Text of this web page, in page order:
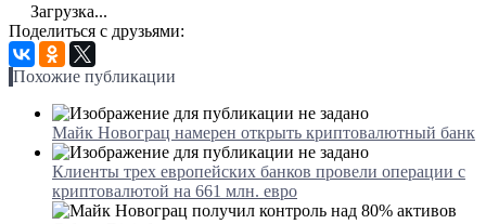
Загрузка...
Поделиться с друзьями:
Похожие публикации
Майк Новограц намерен открыть криптовалютный банк
Клиенты трех европейских банков провели операции с
криптовалютой на 661 млн. евро